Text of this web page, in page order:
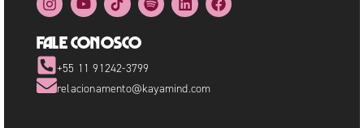
Fale Conosco
+55 11 91242-3799
relacionamento@kayamind.com